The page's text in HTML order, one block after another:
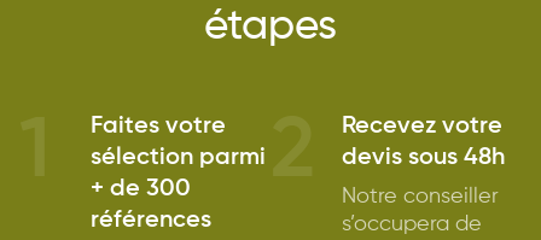
étapes
Faites votre
sélection parmi
+ de 300
références
Recevez votre
devis sous 48h
Notre conseiller
s’occupera de